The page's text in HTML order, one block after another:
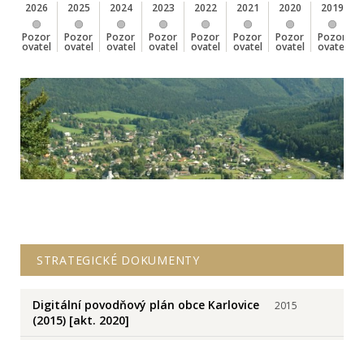
2026
Pozor
ovatel
2025
Pozor
ovatel
2024
Pozor
ovatel
2023
Pozor
ovatel
2022
Pozor
ovatel
2021
Pozor
ovatel
2020
Pozor
ovatel
2019
Pozor
ovatel
STRATEGICKÉ DOKUMENTY
Digitální povodňový plán obce Karlovice
(2015) [akt. 2020]
2015